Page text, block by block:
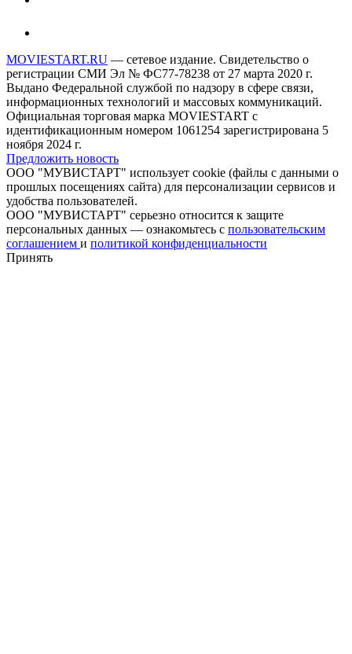
MOVIESTART.RU — сетевое издание. Свидетельство о
регистрации СМИ Эл № ФС77-78238 от 27 марта 2020 г.
Выдано Федеральной службой по надзору в сфере связи,
информационных технологий и массовых коммуникаций.
Официальная торговая марка MOVIESTART с
идентификационным номером 1061254 зарегистрирована 5
ноября 2024 г.
Предложить новость
ООО "МУВИСТАРТ" использует cookie (файлы с данными о
прошлых посещениях сайта) для персонализации сервисов и
удобства пользователей.
ООО "МУВИСТАРТ" серьезно относится к защите
персональных данных — ознакомьтесь с пользовательским
соглашением и политикой конфиденциальности
Принять